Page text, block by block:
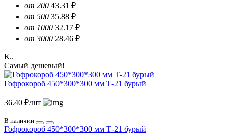
от 200 43.31 ₽
от 500 35.88 ₽
от 1000 32.17 ₽
от 3000 28.46 ₽
К..
Самый дешевый!
Гофрокороб 450*300*300 мм Т-21 бурый
36.40 ₽/шт
В наличии
Гофрокороб 450*300*300 мм Т-21 бурый